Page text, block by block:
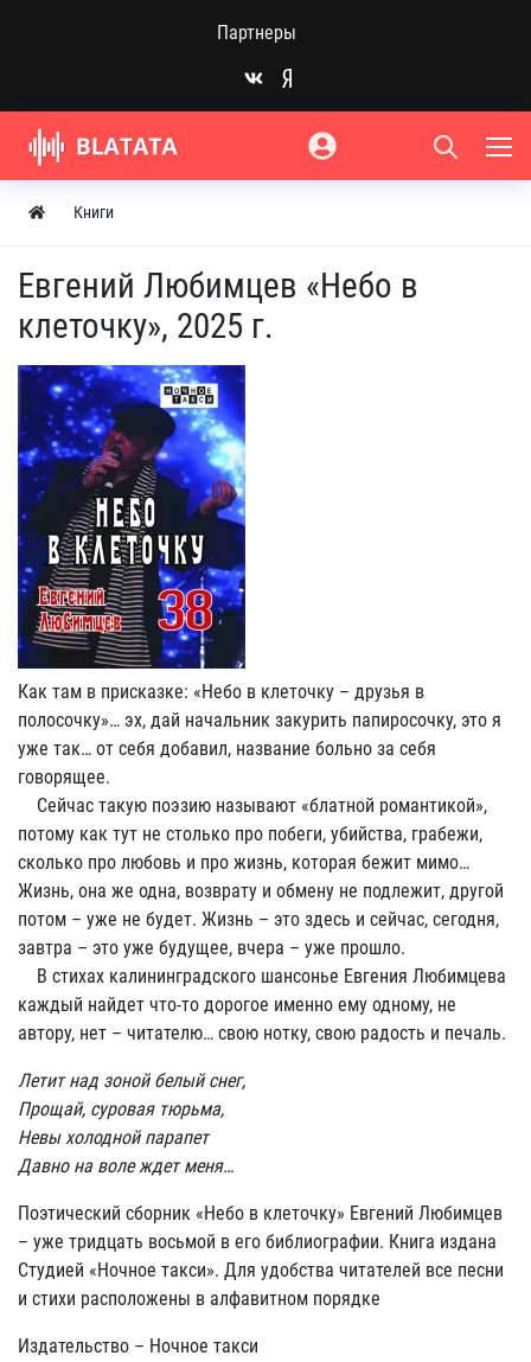
Партнеры
Книги
Евгений Любимцев «Небо в
клеточку», 2025 г.
Как там в присказке: «Небо в клеточку – друзья в
полосочку»… эх, дай начальник закурить папиросочку, это я
уже так… от себя добавил, название больно за себя
говорящее.
Сейчас такую поэзию называют «блатной романтикой»,
потому как тут не столько про побеги, убийства, грабежи,
сколько про любовь и про жизнь, которая бежит мимо…
Жизнь, она же одна, возврату и обмену не подлежит, другой
потом – уже не будет. Жизнь – это здесь и сейчас, сегодня,
завтра – это уже будущее, вчера – уже прошло.
В стихах калининградского шансонье Евгения Любимцева
каждый найдет что-то дорогое именно ему одному, не
автору, нет – читателю… свою нотку, свою радость и печаль.
Летит над зоной белый снег,
Прощай, суровая тюрьма,
Невы холодной парапет
Давно на воле ждет меня…
Поэтический сборник «Небо в клеточку» Евгений Любимцев
– уже тридцать восьмой в его библиографии. Книга издана
Студией «Ночное такси». Для удобства читателей все песни
и стихи расположены в алфавитном порядке
Издательство – Ночное такси